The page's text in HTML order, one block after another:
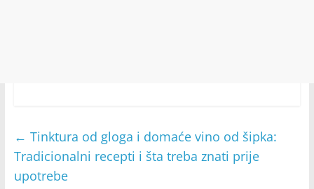
← Tinktura od gloga i domaće vino od šipka:
Tradicionalni recepti i šta treba znati prije
upotrebe